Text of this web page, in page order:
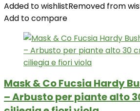
Added to wishlistRemoved from
Add to compare
Mask & Co Fucsia Hardy
– Arbusto per piante alto